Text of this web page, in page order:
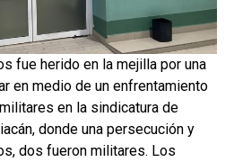
fue herido en la mejilla por una
en medio de un enfrentamiento
en la sindicatura de
donde una persecución y
dos fueron militares. Los